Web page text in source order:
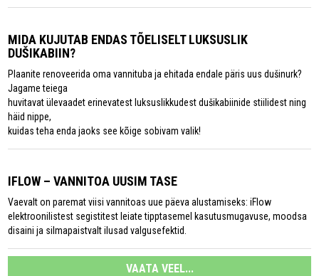
MIDA KUJUTAB ENDAS TÕELISELT LUKSUSLIK
DUŠIKABIIN?
Plaanite renoveerida oma vannituba ja ehitada endale päris uus dušinurk?
Jagame teiega
huvitavat ülevaadet erinevatest luksuslikkudest dušikabiinide stiilidest ning
häid nippe,
kuidas teha enda jaoks see kõige sobivam valik!
IFLOW – VANNITOA UUSIM TASE
Vaevalt on paremat viisi vannitoas uue päeva alustamiseks: iFlow
elektroonilistest segistitest leiate tipptasemel kasutusmugavuse, moodsa
disaini ja silmapaistvalt ilusad valgusefektid.
VAATA VEEL...